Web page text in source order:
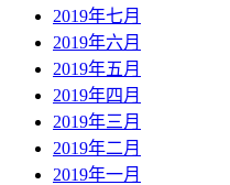
2019年七月
2019年六月
2019年五月
2019年四月
2019年三月
2019年二月
2019年一月